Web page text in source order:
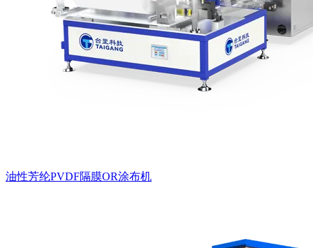
油性芳纶PVDF隔膜OR涂布机